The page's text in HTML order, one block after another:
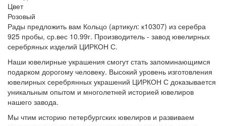
Цвет
Розовый
Рады предложить вам Кольцо (артикул: к10307) из серебра
925 пробы, ср.вес 10.99г. Производитель - завод ювелирных
серебряных изделий ЦИРКОН С.
Наши ювелирные украшения смогут стать запоминающимся
подарком дорогому человеку. Высокий уровень изготовления
ювелирных серебрянных украшений ЦИРКОН С доказывается
уникальным опытом и многолетней историей ювелиров
нашего завода.
Мы чтим историю петербургских ювелиров и развиваем